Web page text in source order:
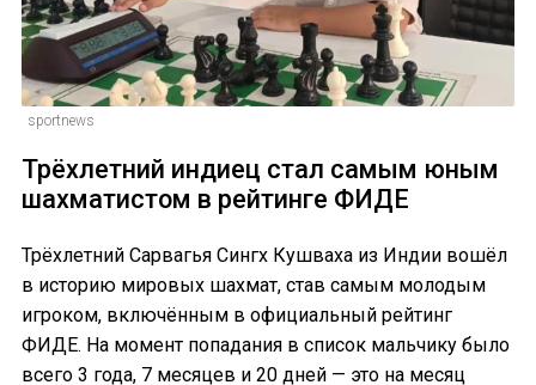
sportnews
Трёхлетний индиец стал самым юным
шахматистом в рейтинге ФИДЕ
Трёхлетний Сарвагья Сингх Кушваха из Индии вошёл
в историю мировых шахмат, став самым молодым
игроком, включённым в официальный рейтинг
ФИДЕ. На момент попадания в список мальчику было
всего 3 года, 7 месяцев и 20 дней — это на месяц